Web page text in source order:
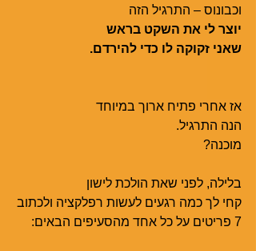
וכבונוס – התרגיל הזה
יוצר לי את השקט בראש
שאני זקוקה לו כדי להירדם.
אז אחרי פתיח ארוך במיוחד
הנה התרגיל.
מוכנה?
בלילה, לפני שאת הולכת לישון
קחי לך כמה רגעים לעשות רפלקציה ולכתוב
7 פריטים על כל אחד מהסעיפים הבאים: